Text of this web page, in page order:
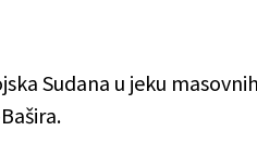
Sudana u jeku